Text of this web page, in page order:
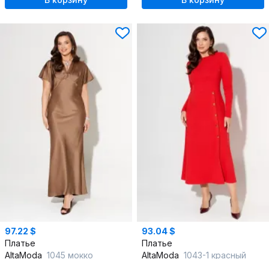
97.22 $
Платье
AltaModa 1045 мокко
93.04 $
Платье
AltaModa 1043-1 красный